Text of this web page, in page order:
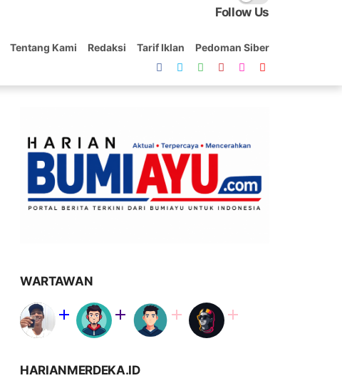
Follow Us
Tentang Kami Redaksi Tarif Iklan Pedoman Siber
WARTAWAN
HARIANMERDEKA.ID